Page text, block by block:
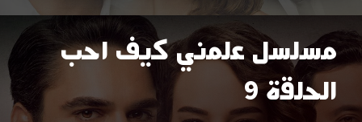
مسلسل
علمني
مسلسل علمني كيف احب
الحلقة 9